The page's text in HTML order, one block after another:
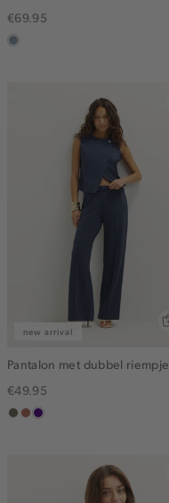
€69.95
dusty
new arrival
Pantalon met dubbel riempje
€49.95
middenbruin
terracotta
indigo